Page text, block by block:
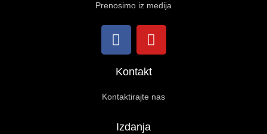
Prenosimo iz medija
Kontakt
Kontaktirajte nas
Izdanja